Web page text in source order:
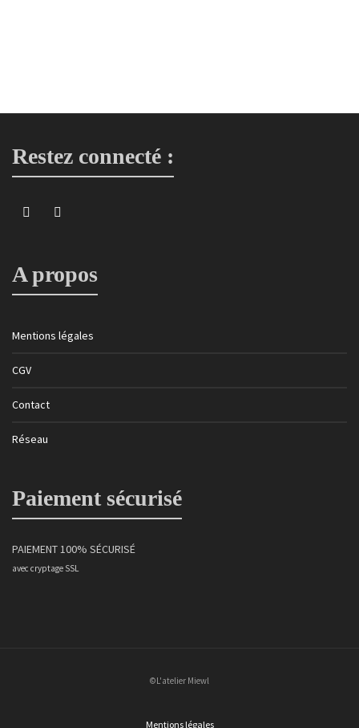
Restez connecté :
A propos
Mentions légales
CGV
Contact
Réseau
Paiement sécurisé
PAIEMENT 100% SÉCURISÉ
avec cryptage SSL
©L'atelier Miewl
Mentions légales